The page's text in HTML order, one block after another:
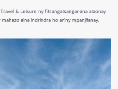
& Leisure ny fitsangatsanganana ataonay
aina indrindra ho an'ny mpanjifanay.